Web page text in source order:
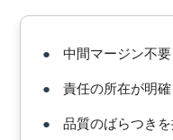
● 中間マージン不要
● 責任の所在が明確
● 品質のばらつき